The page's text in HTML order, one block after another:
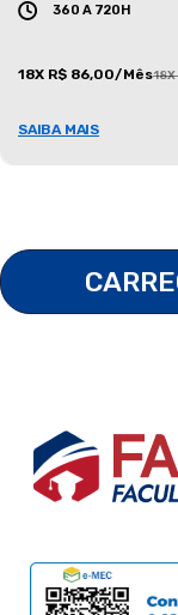
360 A 720H
18X R$ 86,00/Mês18X
SAIBA MAIS